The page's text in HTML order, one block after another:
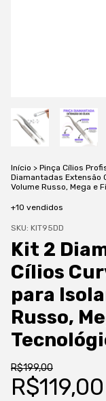
Início > Pinça Cílios
Diamantadas Extensão
Volume Russo, Mega e
+10 vendidos
SKU: KIT95DD
Kit 2
Cílios
para
Russo,
R$199,00
R$119,00